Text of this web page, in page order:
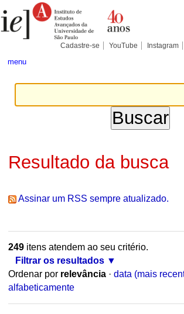
para
conteúdo.
Pessoais
Cadastre-se YouTube Instagram
menu
Resultado da busca
Assinar um RSS sempre atualizado.
249itens atendem ao seu critério.
Filtrar os resultados
Ordenar por relevância · data (mais
alfabeticamente